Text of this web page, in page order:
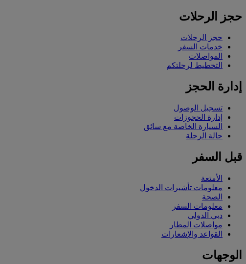
حجز الرحلات
حجز الرحلات
خدمات السفر
المواصلات
التخطيط لرحلتكم
إدارة الحجز
تسجيل الوصول
إدارة الحجوزات
السيارة الخاصة مع سائق
حالة الرحلة
قبل السفر
الأمتعة
معلومات تأشيرات الدخول
الصحة
معلومات السفر
دبي الدولي
مواصلات المطار
القواعد والإشعارات
الوجهات